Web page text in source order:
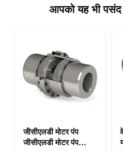
आपको यह भी
जीसीएलडी मोटर पंप
जीसीएलडी मोटर पंप